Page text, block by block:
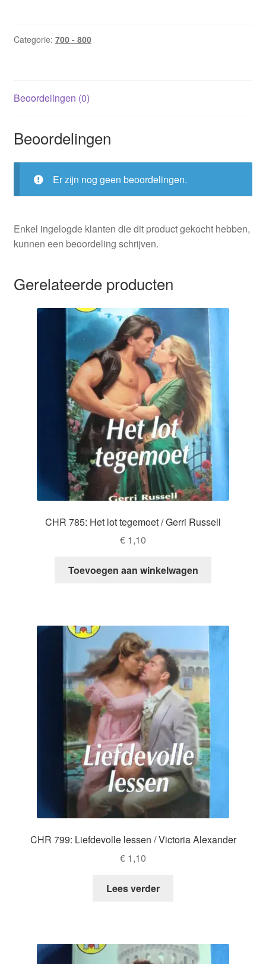
hertog
aantal
Categorie: 700 - 800
Beoordelingen (0)
Beoordelingen
Er zijn nog geen beoordelingen.
Enkel ingelogde klanten die dit product gekocht hebben,
kunnen een beoordeling schrijven.
Gerelateerde producten
CHR 785: Het lot tegemoet / Gerri Russell
€ 1,10
Toevoegen aan winkelwagen
CHR 799: Liefdevolle lessen / Victoria Alexander
€ 1,10
Lees verder